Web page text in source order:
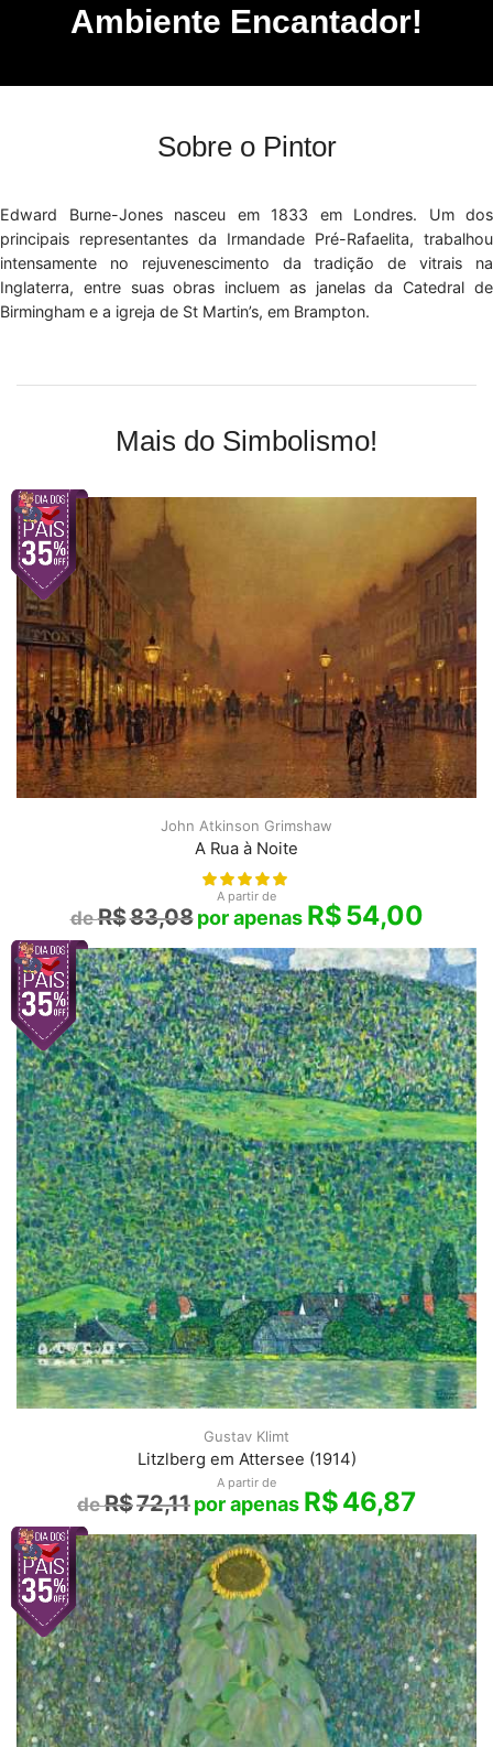
Ambiente Encantador!
Sobre o Pintor
Edward Burne-Jones nasceu em 1833 em Londres. Um dos
principais representantes da Irmandade Pré-Rafaelita, trabalhou
intensamente no rejuvenescimento da tradição de vitrais na
Inglaterra, entre suas obras incluem as janelas da Catedral de
Birmingham e a igreja de St Martin’s, em Brampton.
Mais do Simbolismo!
John Atkinson Grimshaw
A Rua à Noite
A partir de
R$83,08 R$54,00
Gustav Klimt
Litzlberg em Attersee (1914)
A partir de
R$72,11 R$46,87